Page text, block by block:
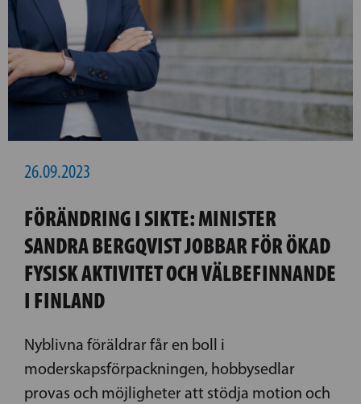
26.09.2023
FÖRÄNDRING I SIKTE: MINISTER
SANDRA BERGQVIST JOBBAR FÖR ÖKAD
FYSISK AKTIVITET OCH VÄLBEFINNANDE
I FINLAND
Nyblivna föräldrar får en boll i
moderskapsförpackningen, hobbysedlar
provas och möjligheter att stödja motion och